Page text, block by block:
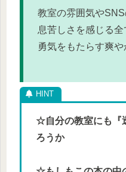
教室の雰囲気や
息苦しさを感じる全
勇気をもたらす爽や
☆自分の教室にも『
ろうか